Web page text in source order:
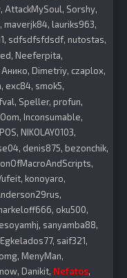
AttackMySoul Sorshy
maverjk84 lauriks963
sdfsdfsfdsdf nutostas
Neeferpita
Анико Dimetriy czaplox
exc84 smok5
Speller profun
Inconsumable
NIKOLAY0103
denis875 bezonchik
konoyaro
oku500
sanyamba88
Egkelados77 saif321
MenyMan
Danikit Nefatos